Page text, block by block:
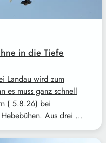
in die Tiefe
Landau wird zum
es muss ganz schnell
( 5.8.26) bei
Aus drei …